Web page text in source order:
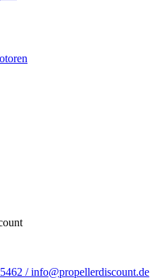
/ info@propellerdiscount.de